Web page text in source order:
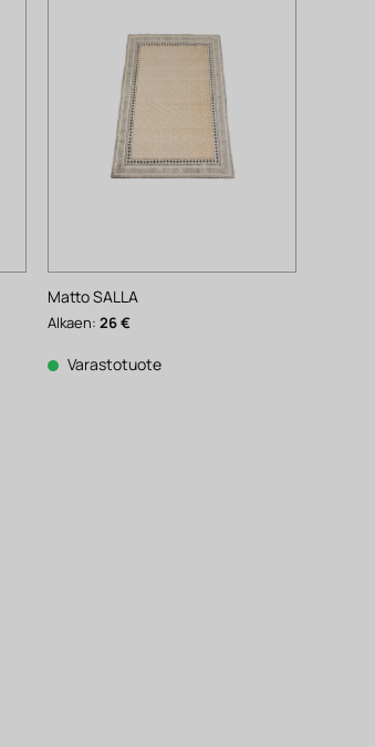
Matto SALLA
Alkaen:26€
Varastotuote